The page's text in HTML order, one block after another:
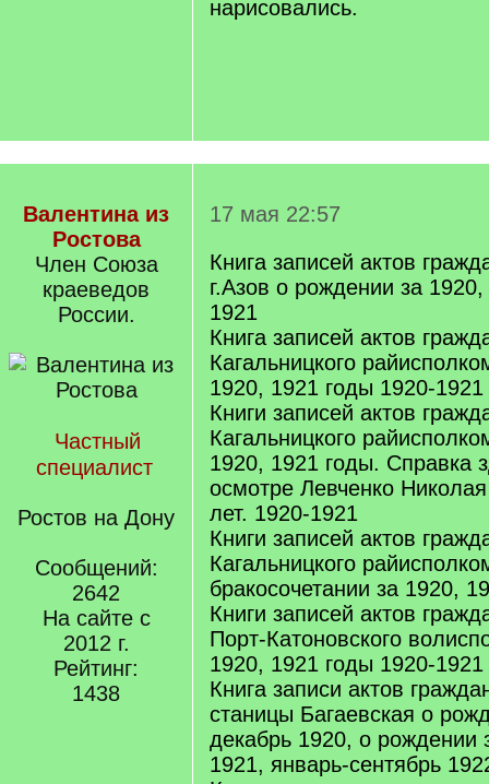
нарисовались.
Валентина из
Ростова
Член Союза
краеведов
России.
Частный
специалист
Ростов на Дону
Сообщений:
2642
На сайте с
2012 г.
Рейтинг:
1438
17 мая 22:57
Книга записей актов
г.Азов о рождении за
1921
Книга записей актов
Кагальницкого
1920, 1921 годы 1920-1921
Книги записей актов
Кагальницкого
1920, 1921 годы. Справка
осмотре Левченко
лет. 1920-1921
Книги записей актов
Кагальницкого
бракосочетании за 1920,
Книги записей актов
Порт-Катоновского
1920, 1921 годы 1920-1921
Книга записи актов
станицы Багаевская о
декабрь 1920, о рождении
1921, январь-сентябрь